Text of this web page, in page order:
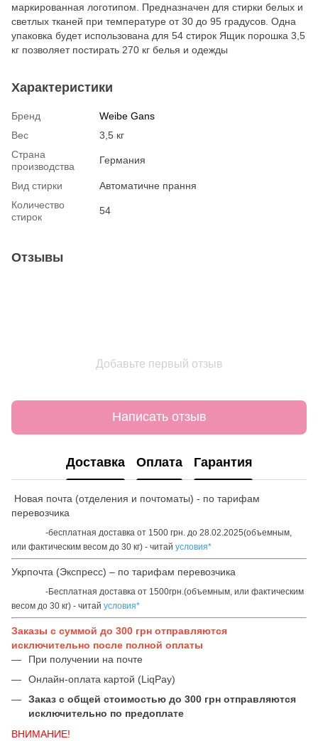
маркированная логотипом. Предназначен для стирки белых и
светлых тканей при температуре от 30 до 95 градусов. Одна
упаковка будет использована для 54 стирок Ящик порошка 3,5
кг позволяет постирать 270 кг белья и одежды
Характеристики
Бренд
Weibe Gans
Вес
3,5 кг
Страна
производства
Германия
Вид стирки
Автоматичне прання
Количество
стирок
54
Отзывы
Добавьте первый отзыв
Написать отзыв
Доставка Оплата Гарантия
Новая почта (отделения и почтоматы) - по тарифам
перевозчика
-бесплатная доставка от 1500 грн. до 28.02.2025(объемным,
или фактическим весом до 30 кг) - читай условия*
Укрпочта (Экспресс) – по тарифам перевозчика
-Бесплатная доставка от 1500грн.(объемным, или фактическим
весом до 30 кг) - читай условия*
Заказы с суммой до 300 грн отправляются
исключительно после полной оплаты
При получении на почте
Онлайн-оплата картой (LiqPay)
Заказ с общей стоимостью до 300 грн отправляются
исключительно по предоплате
ВНИМАНИЕ!